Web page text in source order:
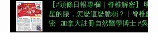
【#頭條日報專欄｜脊椎解密】 明
星的腰，怎麼這麼脆弱？丨脊椎解
密 | 加拿大註冊自然醫學博士 #吳
錞銦 #DrYan專欄